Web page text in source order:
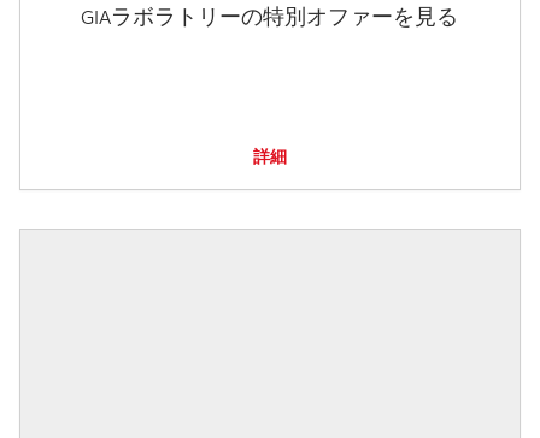
GIAラボラトリーの特別オファーを見る
詳細